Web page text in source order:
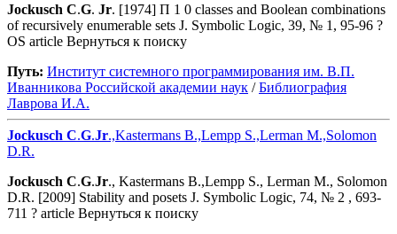
Jockusch C.G. Jr. [1974] Π 1 0 classes and Boolean combinations
of recursively enumerable sets J. Symbolic Logic, 39, № 1, 95-96 ?
OS article Вернуться к поиску
Путь: Институт системного программирования им. В.П.
Иванникова Роcсийской академии наук /Библиография
Лаврова И.А.
Jockusch C.G.Jr.,Kastermans B.,Lempp S.,Lerman M.,Solomon
D.R.
Jockusch C.G.Jr., Kastermans B.,Lempp S., Lerman M., Solomon
D.R. [2009] Stability and posets J. Symbolic Logic, 74, № 2 , 693-
711 ? article Вернуться к поиску